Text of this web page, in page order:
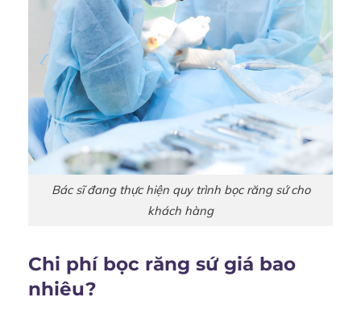
Bác sĩ đang thực hiện quy trình bọc răng sứ cho
khách hàng
Chi phí bọc răng sứ giá bao
nhiêu?